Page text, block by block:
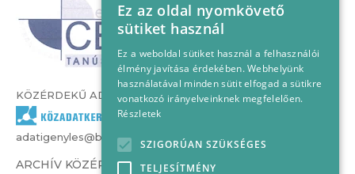
KÖZÉRDEKŰ ADATOK
adatigenyles@bvcs.hu
ARCHÍV KÖZÉRDEKŰ ADATOK –
HUNGARIAN
Ez az oldal nyomkövető
sütiket használ
Ez a weboldal sütiket használ a felhasználói
élmény javítása érdekében. Webhelyünk
használatával minden sütit elfogad a sütikre
vonatkozó irányelveinknek megfelelően.
Részletek
SZIGORÚAN SZÜKSÉGES
TELJESÍTMÉNY